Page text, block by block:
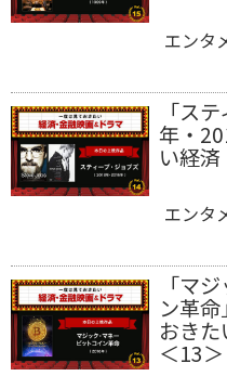
エンタ
「ス
年・
い経
エンタ
「マ
ン革
おき
＜13＞